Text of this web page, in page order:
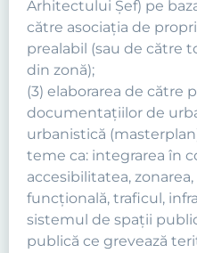
Arhitectului Şef) pe
către asociaţia de
prealabil (sau de către
din zonă);
(3) elaborarea de către
documentaţiilor de
urbanistică
teme ca: integrarea în
accesibilitatea,
funcţională, traficul,
sistemul de spaţii
publică ce grevează